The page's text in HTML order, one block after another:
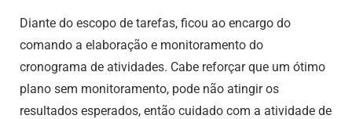
Diante do escopo de tarefas, ficou ao encargo do
comando a elaboração e monitoramento do
cronograma de atividades. Cabe reforçar que um ótimo
plano sem monitoramento, pode não atingir os
resultados esperados, então cuidado com a atividade de